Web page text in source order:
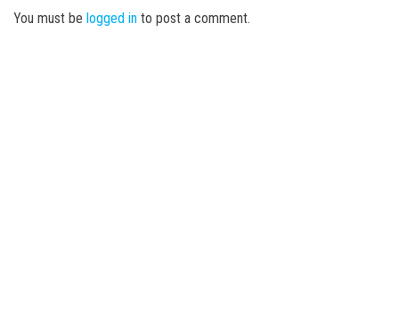
You must be logged in to post a comment.